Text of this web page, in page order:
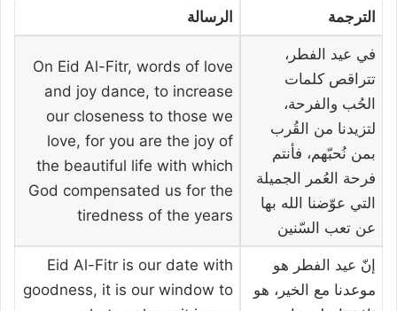
الترجمة الرسالة
في عيد الفطر،
تتراقص كلمات
الحُب والفرحة،
لتزيدنا من القُرب
بمن نُحبّهم، فأنتم
فرحة العُمر الجميلة
التي عوّضنا الله بها
عن تعب السّنين
On Eid Al-Fitr, words of love
and joy dance, to increase
our closeness to those we
love, for you are the joy of
the beautiful life with which
God compensated us for the
tiredness of the years
إنّ عيد الفطر هو
موعدنا مع الخير، هو
Eid Al-Fitr is our date with
goodness, it is our window to